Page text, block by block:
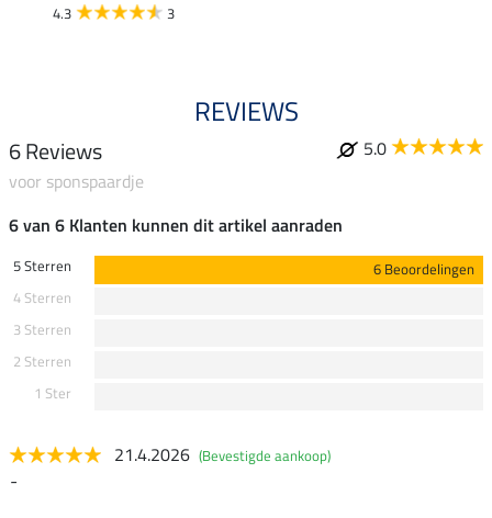
4.3 3
REVIEWS
6 Reviews
5.0
voor sponspaardje
6 van 6 Klanten kunnen dit artikel aanraden
5 Sterren
6 Beoordelingen
4 Sterren
3 Sterren
2 Sterren
1 Ster
21.4.2026 (Bevestigde aankoop)
-